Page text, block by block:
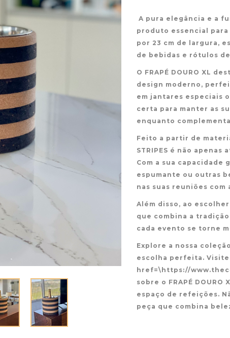
A pura elegância e a
produto essencial para
por 23 cm de largura,
de bebidas e rótulos
O FRAPÉ DOURO XL
design moderno,
em jantares especiais
certa para manter as
enquanto
Feito a partir de
STRIPES é não
Com a sua capacidade
espumante ou outras
nas suas reuniões com
Além disso, ao escolher
que combina a
cada evento se torne
Explore a nossa
escolha perfeita.
href=\https://
sobre o FRAPÉ
espaço de refeições.
peça que combina